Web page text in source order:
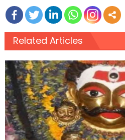
Related Articles